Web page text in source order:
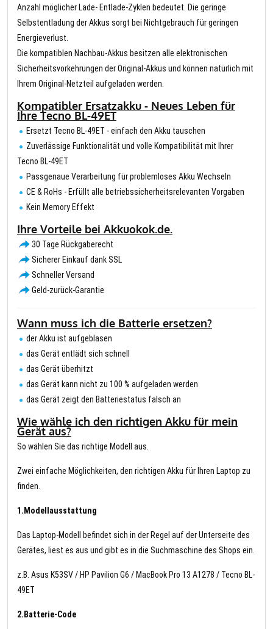
Anzahl möglicher Lade- Entlade-Zyklen bedeutet. Die geringe
Selbstentladung der Akkus sorgt bei Nichtgebrauch für geringen
Energieverlust.
Die kompatiblen Nachbau-Akkus besitzen alle elektronischen
Sicherheitsvorkehrungen der Original-Akkus und können natürlich mit
Ihrem Original-Netzteil aufgeladen werden.
Kompatibler Ersatzakku - Neues Leben für
Ihre Tecno BL-49ET
Ersetzt Tecno BL-49ET - einfach den Akku tauschen
Zuverlässige Funktionalität und volle Kompatibilität mit Ihrer
Tecno BL-49ET
Passgenaue Verarbeitung für problemloses Akku Wechseln
CE & RoHs - Erfüllt alle betriebssicherheitsrelevanten Vorgaben
Kein Memory Effekt
Ihre Vorteile bei Akkuokok.de.
30 Tage Rückgaberecht
Sicherer Einkauf dank SSL
Schneller Versand
Geld-zurück-Garantie
Wann muss ich die Batterie ersetzen?
der Akku ist aufgeblasen
das Gerät entlädt sich schnell
das Gerät überhitzt
das Gerät kann nicht zu 100 % aufgeladen werden
das Gerät zeigt den Batteriestatus falsch an
Wie wähle ich den richtigen Akku für mein
Gerät aus?
So wählen Sie das richtige Modell aus.
Zwei einfache Möglichkeiten, den richtigen Akku für Ihren Laptop zu
finden.
1.Modellausstattung
Das Laptop-Modell befindet sich in der Regel auf der Unterseite des
Gerätes, liest es aus und gibt es in die Suchmaschine des Shops ein.
z.B. Asus K53SV / HP Pavilion G6 / MacBook Pro 13 A1278 / Tecno BL-
49ET
2.Batterie-Code